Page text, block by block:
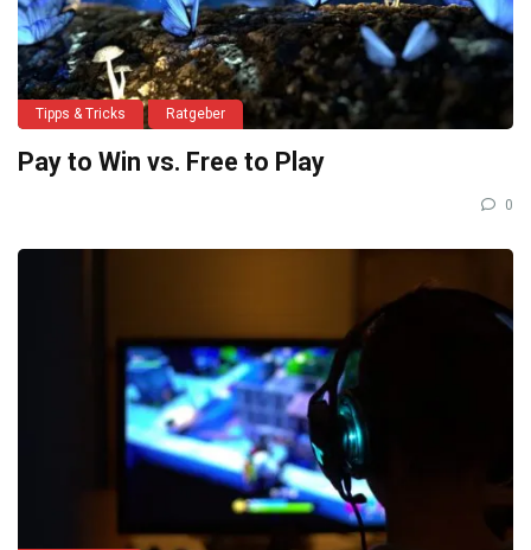
Tipps & Tricks Ratgeber
Pay to Win vs. Free to Play
0